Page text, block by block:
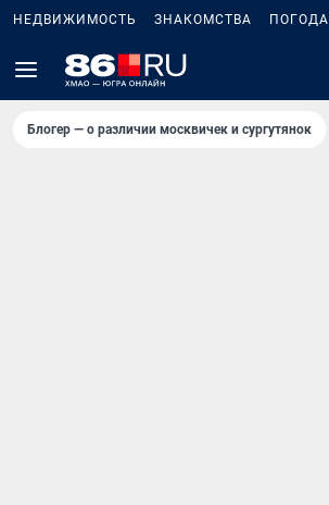
НЕДВИЖИМОСТЬ ЗНАКОМСТВА ПОГОДА
Блогер — о различии москвичек и сургутянок